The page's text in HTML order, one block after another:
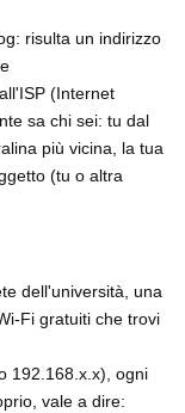
risulta un indirizzo
(Internet
sa chi sei: tu dal
più vicina, la tua
(tu o altra
dell'università, una
Fi gratuiti che trovi
192.168.x.x), ogni
vale a dire: